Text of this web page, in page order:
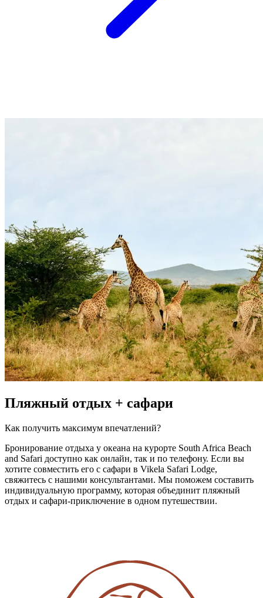
Пляжный отдых + сафари
Как получить максимум впечатлений?
Бронирование отдыха у океана на курорте South Africa Beach
and Safari доступно как онлайн, так и по телефону. Если вы
хотите совместить его с сафари в Vikela Safari Lodge,
свяжитесь с нашими консультантами. Мы поможем составить
индивидуальную программу, которая объединит пляжный
отдых и сафари-приключение в одном путешествии.